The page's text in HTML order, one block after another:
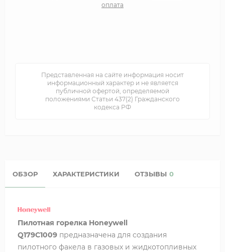
оплата
Представленная на сайте информация носит
информационный характер и не является
публичной офертой, определяемой
положениями Статьи 437(2) Гражданского
кодекса РФ
ОБЗОР ХАРАКТЕРИСТИКИ ОТЗЫВЫ 0
Пилотная горелка Honeywell
Q179C1009 предназначена для создания
пилотного факела в газовых и жидкотопливных